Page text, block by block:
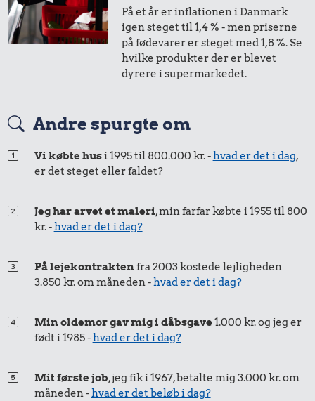
0,38 kr.
Is Husholdningssprit
1/2 kg skæreost
0,23 kr.
Syltetøj
På et år er inflationen i Danmark
igen steget til 1,4 % - men priserne
på fødevarer er steget med 1,8 %. Se
hvilke produkter der er blevet
dyrere i supermarkedet.
Andre spurgte om
Vi købte husi 1995 til 800.000 kr. -hvad er det i dag,
er det steget eller faldet?
Jeg har arvet et maleri, min farfar købte i 1955 til 800
kr. -hvad er det i dag?
På lejekontraktenfra 2003 kostede lejligheden
3.850 kr. om måneden -hvad er det i dag?
Min oldemor gav mig i dåbsgave1.000 kr. og jeg er
født i 1985 -hvad er det i dag?
Mit første job, jeg fik i 1967, betalte mig 3.000 kr. om
måneden -hvad er det beløb i dag?